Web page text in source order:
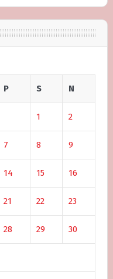
P S N
1 2
7 8 9
14 15 16
21 22 23
28 29 30